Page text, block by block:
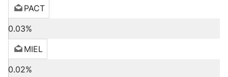
PACT
0.03%
MIEL
0.02%